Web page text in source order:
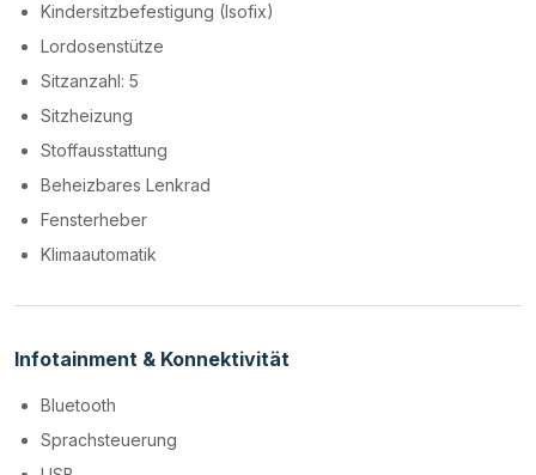
Kindersitzbefestigung (Isofix)
Lordosenstütze
Sitzanzahl: 5
Sitzheizung
Stoffausstattung
Beheizbares Lenkrad
Fensterheber
Klimaautomatik
Infotainment & Konnektivität
Bluetooth
Sprachsteuerung